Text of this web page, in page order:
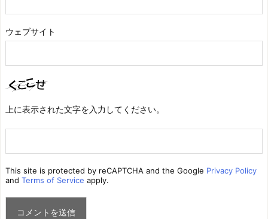
ウェブサイト
上に表示された文字を入力してください。
This site is protected by reCAPTCHA and the Google Privacy Policy
and Terms of Service apply.